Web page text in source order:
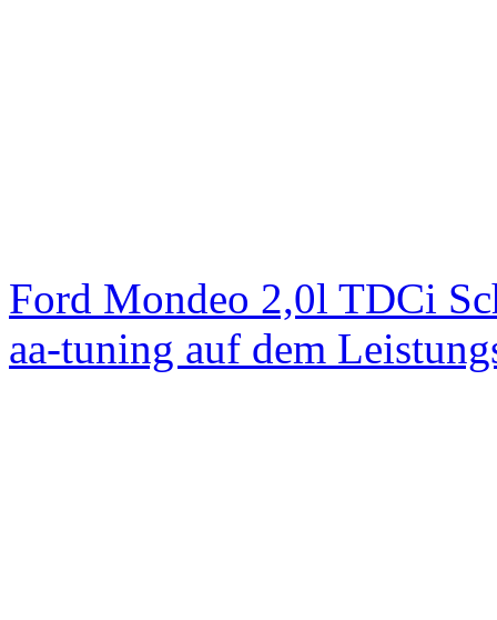
Ford Mondeo 2,0l TDCi
aa-tuning auf dem